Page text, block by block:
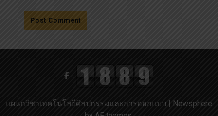
แผนกวิชาเทคโนโลยีศิลปกรรมและการออกแบบ
Newsphere